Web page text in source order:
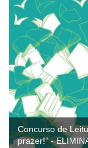
Concurso de
prazer!” -